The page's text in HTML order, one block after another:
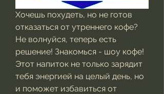
Хочешь похудеть, но не готов
отказаться от утреннего кофе?
Не волнуйся, теперь есть
решение! Знакомься - шоу кофе!
Этот напиток не только зарядит
тебя энергией на целый день, но
и поможет избавиться от